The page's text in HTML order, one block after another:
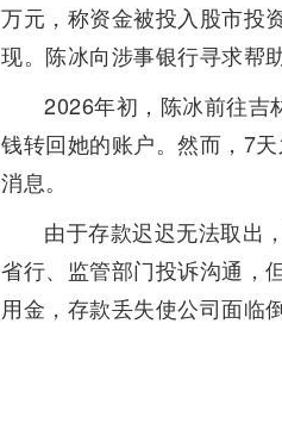
万元，称资金被投入股市投
现。陈冰向涉事银行寻求帮
2026年初，陈冰前往吉
钱转回她的账户。然而，7
消息。
由于存款迟迟无法取出
省行、监管部门投诉沟通，
用金，存款丢失使公司面临